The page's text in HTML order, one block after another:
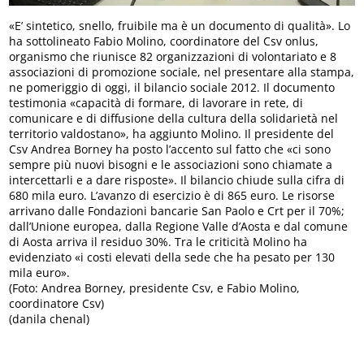
«E’ sintetico, snello, fruibile ma è un documento di qualità». Lo
ha sottolineato Fabio Molino, coordinatore del Csv onlus,
organismo che riunisce 82 organizzazioni di volontariato e 8
associazioni di promozione sociale, nel presentare alla stampa,
ne pomeriggio di oggi, il bilancio sociale 2012. Il documento
testimonia «capacità di formare, di lavorare in rete, di
comunicare e di diffusione della cultura della solidarietà nel
territorio valdostano», ha aggiunto Molino. Il presidente del
Csv Andrea Borney ha posto l’accento sul fatto che «ci sono
sempre più nuovi bisogni e le associazioni sono chiamate a
intercettarli e a dare risposte». Il bilancio chiude sulla cifra di
680 mila euro. L’avanzo di esercizio è di 865 euro. Le risorse
arrivano dalle Fondazioni bancarie San Paolo e Crt per il 70%;
dall’Unione europea, dalla Regione Valle d’Aosta e dal comune
di Aosta arriva il residuo 30%. Tra le criticità Molino ha
evidenziato «i costi elevati della sede che ha pesato per 130
mila euro».
(Foto: Andrea Borney, presidente Csv, e Fabio Molino,
coordinatore Csv)
(danila chenal)